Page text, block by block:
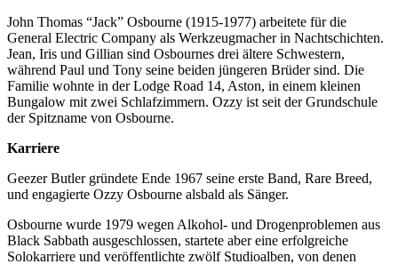
John Thomas “Jack” Osbourne (1915-1977) arbeitete für die
General Electric Company als Werkzeugmacher in Nachtschichten.
Jean, Iris und Gillian sind Osbournes drei ältere Schwestern,
während Paul und Tony seine beiden jüngeren Brüder sind. Die
Familie wohnte in der Lodge Road 14, Aston, in einem kleinen
Bungalow mit zwei Schlafzimmern. Ozzy ist seit der Grundschule
der Spitzname von Osbourne.
Karriere
Geezer Butler gründete Ende 1967 seine erste Band, Rare Breed,
und engagierte Ozzy Osbourne alsbald als Sänger.
Osbourne wurde 1979 wegen Alkohol- und Drogenproblemen aus
Black Sabbath ausgeschlossen, startete aber eine erfolgreiche
Solokarriere und veröffentlichte zwölf Studioalben, von denen